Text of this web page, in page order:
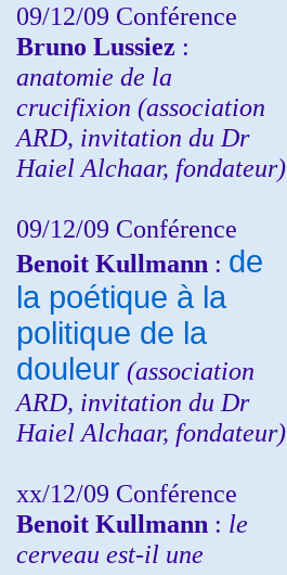
09/12/09 Conférence
Bruno Lussiez :
anatomie de la
crucifixion (association
ARD, invitation du Dr
Haiel Alchaar, fondateur)
09/12/09 Conférence
Benoit Kullmann : de
la poétique à la
politique de la
douleur (association
ARD, invitation du Dr
Haiel Alchaar, fondateur)
xx/12/09 Conférence
Benoit Kullmann : le
cerveau est-il une